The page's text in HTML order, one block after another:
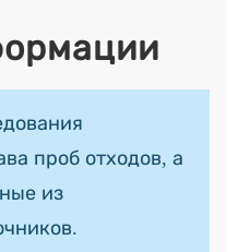
проб отходов, а
из